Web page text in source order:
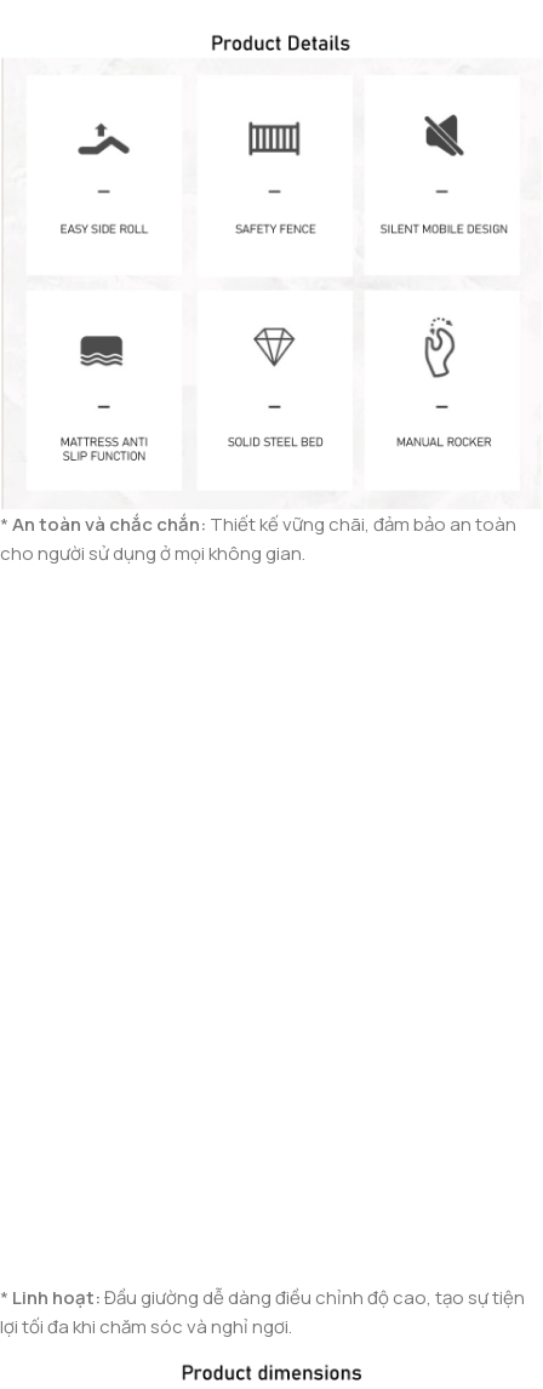
*An toàn và chắc chắn: Thiết kế vững chãi, đảm bảo an toàn
cho người sử dụng ở mọi không gian.
* Linh hoạt:Đầu giường dễ dàng điều chỉnh độ cao, tạo sự tiện
lợi tối đa khi chăm sóc và nghỉ ngơi.